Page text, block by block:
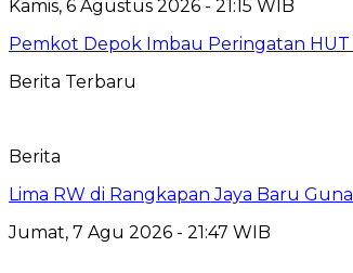
Kamis, 6 Agustus 2026 - 21:15 WIB
Pemkot Depok Imbau Peringatan
Berita Terbaru
Berita
Lima RW di Rangkapan Jaya Baru
Jumat, 7 Agu 2026 - 21:47 WIB